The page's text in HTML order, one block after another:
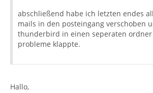
abschließend habe ich letzten endes
mails in den posteingang verschoben
thunderbird in einen seperaten ordner
probleme klappte.
Hallo,